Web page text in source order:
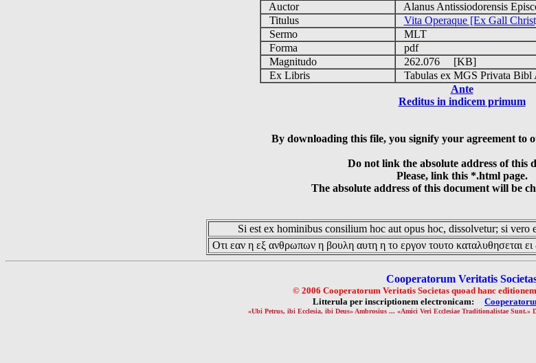
Auctor
Alanus Antissiodorensis
Titulus
Vita Operaque [Ex Gall
Sermo
MLT
Forma
pdf
Magnitudo
262.076 [KB]
Ex Libris
Tabulas ex MGS Privata Bibl
Ante
Reditus in indicem primum
By downloading this file, you signify your agreement to
Do not link the absolute address of this
Please, link this *.html page.
The absolute address of this document will be
Si est ex hominibus consilium hoc aut opus hoc, dissolvetur; si vero
Οτι εαν η εξ ανθρωπων η βουλη αυτη η το εργον τουτο καταλυθησεται
Cooperatorum Veritatis
© 2006 Cooperatorum Veritatis Societas quoad hanc
Litterula per inscriptionem electronicam:
«Ubi Petrus, ibi Ecclesia, ibi Deus» Ambrosius ... «Amici Veri Ecclesiae Traditionalistae Sunt.»